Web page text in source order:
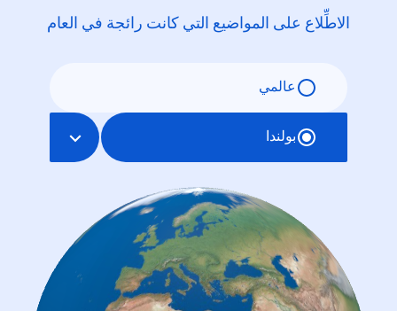
الاطِّلاع على المواضيع التي كانت رائجة في العام
عالمي
بولندا